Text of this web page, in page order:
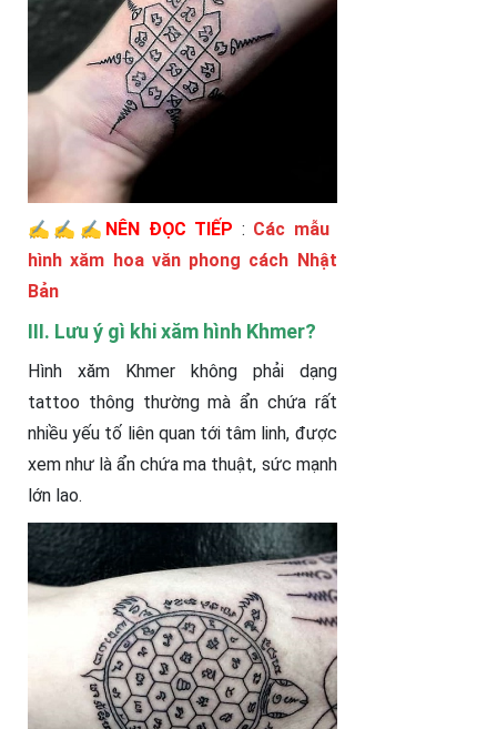
✍️✍️✍️NÊN ĐỌC TIẾP : Các mẫu
hình xăm hoa văn phong cách Nhật
Bản
III. Lưu ý gì khi xăm hình Khmer?
Hình xăm Khmer không phải dạng
tattoo thông thường mà ẩn chứa rất
nhiều yếu tố liên quan tới tâm linh, được
xem như là ẩn chứa ma thuật, sức mạnh
lớn lao.